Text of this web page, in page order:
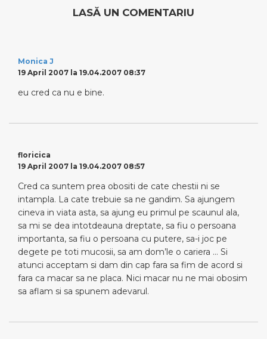
LASĂ UN COMENTARIU
Monica J
19 April 2007 la 19.04.2007 08:37
eu cred ca nu e bine.
floricica
19 April 2007 la 19.04.2007 08:57
Cred ca suntem prea obositi de cate chestii ni se
intampla. La cate trebuie sa ne gandim. Sa ajungem
cineva in viata asta, sa ajung eu primul pe scaunul ala,
sa mi se dea intotdeauna dreptate, sa fiu o persoana
importanta, sa fiu o persoana cu putere, sa-i joc pe
degete pe toti mucosii, sa am dom’le o cariera … Si
atunci acceptam si dam din cap fara sa fim de acord si
fara ca macar sa ne placa. Nici macar nu ne mai obosim
sa aflam si sa spunem adevarul.